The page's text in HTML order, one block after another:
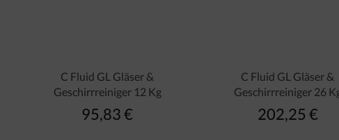
C Fluid GL Gläser &
Geschirrreiniger 12 Kg
Regulärer Preis:
95,83 €
C Fluid GL Gläser &
Geschirrreiniger 26
Regulärer Preis:
202,25 €